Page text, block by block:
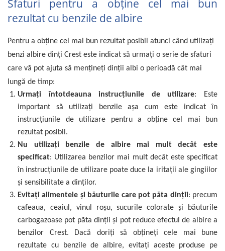
Sfaturi pentru a obține cel mai bun
rezultat cu benzile de albire
Pentru a obține cel mai bun rezultat posibil atunci când utilizați
benzi albire dinți Crest este indicat să urmați o serie de sfaturi
care vă pot ajuta să mențineți dinții albi o perioadă cât mai
lungă de timp:
Urmați întotdeauna instrucțiunile de utilizare: Este
important să utilizați benzile așa cum este indicat în
instrucțiunile de utilizare pentru a obține cel mai bun
rezultat posibil.
Nu utilizați benzile de albire mai mult decât este
specificat: Utilizarea benzilor mai mult decât este specificat
în instrucțiunile de utilizare poate duce la iritații ale gingiilor
și sensibilitate a dinților.
Evitați alimentele și băuturile care pot păta dinții: precum
cafeaua, ceaiul, vinul roșu, sucurile colorate și băuturile
carbogazoase pot păta dinții și pot reduce efectul de albire a
benzilor Crest. Dacă doriți să obțineți cele mai bune
rezultate cu benzile de albire, evitați aceste produse pe